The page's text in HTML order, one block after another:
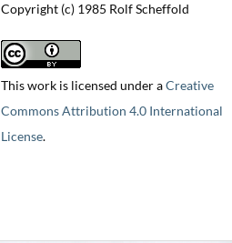
Copyright (c) 1985 Rolf Scheffold
This work is licensed under aCreative
Commons Attribution 4.0 International
License.